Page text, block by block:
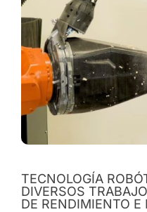
TECNOLOGÍA
DIVERSOS
DE RENDIMIENTO E